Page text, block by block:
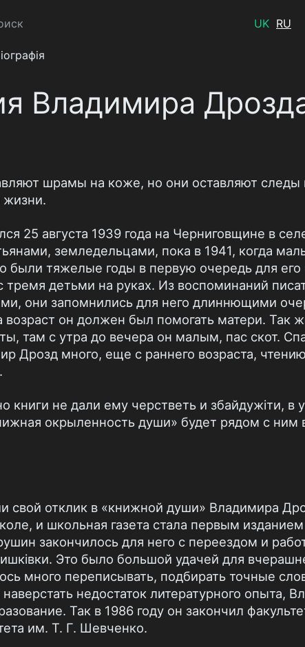
UK RU
Владимира
шрамы на коже, но они оставляют следы
жизни.
25 августа 1939 года на Черниговщине в
земледельцами, пока в 1941, когда
были тяжелые годы в первую очередь для его
тремя детьми на руках. Из воспоминаний
они запомнились для него длиннющими
он должен был помогать матери. Так
там с утра до вечера он малым, пас скот.
Дрозд много, еще с раннего возраста,
книги не дали ему черстветь и збайдужіти, в
окрыленность души» будет рядом с ним
отклик в «книжной души» Владимира
и школьная газета стала первым изданием
закончилось для него с переездом и
Это было большой удачей для
много переписывать, подбирать точные
недостаток литературного опыта,
Так в 1986 году он закончил
им. Т. Г. Шевченко.